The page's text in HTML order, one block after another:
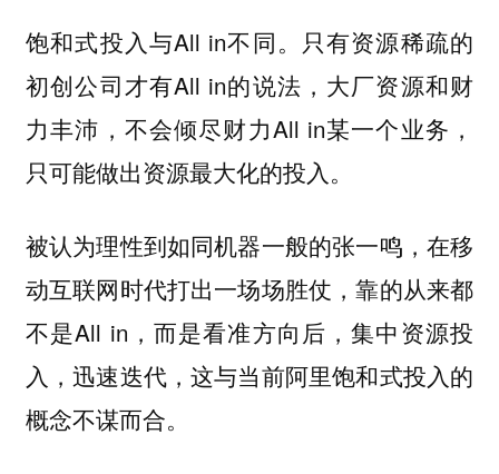
饱和式投入与All in不同。只有资源稀疏的
初创公司才有All in的说法，大厂资源和财
力丰沛，不会倾尽财力All in某一个业务，
只可能做出资源最大化的投入。
被认为理性到如同机器一般的张一鸣，在移
动互联网时代打出一场场胜仗，靠的从来都
不是All in，而是看准方向后，集中资源投
入，迅速迭代，这与当前阿里饱和式投入的
概念不谋而合。